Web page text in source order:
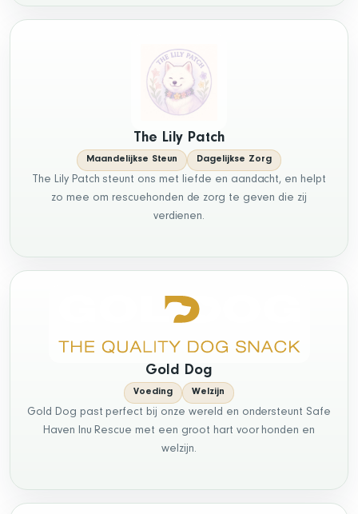
The Lily Patch
Maandelijkse Steun Dagelijkse Zorg
The Lily Patch steunt ons met liefde en aandacht, en helpt
zo mee om rescuehonden de zorg te geven die zij
verdienen.
Gold Dog
Voeding Welzijn
Gold Dog past perfect bij onze wereld en ondersteunt Safe
Haven Inu Rescue met een groot hart voor honden en
welzijn.